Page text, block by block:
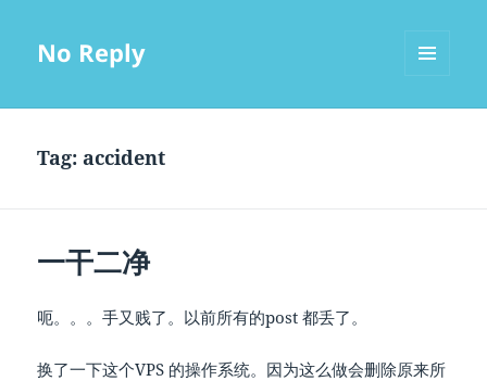
No Reply
Tag:accident
一干二净
呃。。。手又贱了。以前所有的post 都丢了。
换了一下这个VPS 的操作系统。因为这么做会删除原来所